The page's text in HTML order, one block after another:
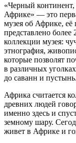
«Черный
Африке» — это
музея об Африке, её
представлено более
коллекции музея:
этнография,
которые позволят
в различных
до саванн и пустынь.
Африка считается
древних людей
именно здесь и
земному шару.
живет в Африке и